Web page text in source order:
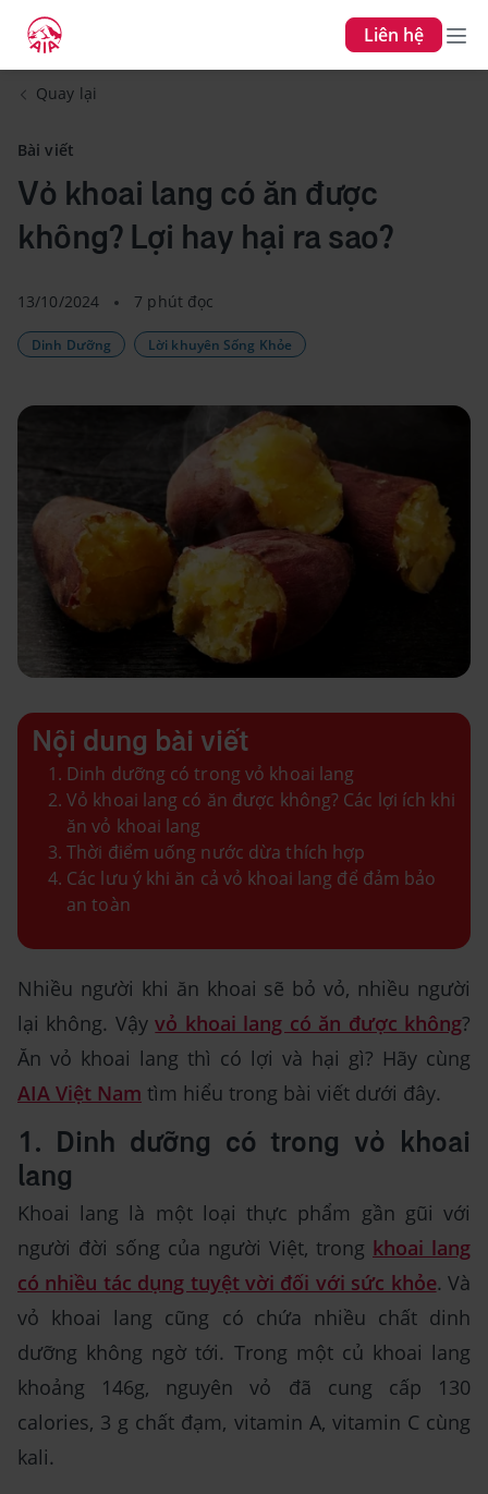
Liên hệ
Quay lại
Bài viết
Vỏ khoai lang có ăn được
không? Lợi hay hại ra sao?
13/10/2024 7 phút đọc
Dinh Dưỡng Lời khuyên Sống Khỏe
Nội dung bài viết
Dinh dưỡng có trong vỏ khoai lang
Vỏ khoai lang có ăn được không? Các lợi ích khi
ăn vỏ khoai lang
Thời điểm uống nước dừa thích hợp
Các lưu ý khi ăn cả vỏ khoai lang để đảm bảo
an toàn
Nhiều người khi ăn khoai sẽ bỏ vỏ, nhiều người
lại không. Vậyvỏ khoai lang có ăn được không?
Ăn vỏ khoai lang thì có lợi và hại gì? Hãy cùng
AIA Việt Nam tìm hiểu trong bài viết dưới đây.
1. Dinh dưỡng có trong vỏ khoai
lang
Khoai lang là một loại thực phẩm gần gũi với
người đời sống của người Việt, trong khoai lang
có nhiều tác dụng tuyệt vời đối với sức khỏe. Và
vỏ khoai lang cũng có chứa nhiều chất dinh
dưỡng không ngờ tới. Trong một củ khoai lang
khoảng 146g, nguyên vỏ đã cung cấp 130
calories, 3 g chất đạm, vitamin A, vitamin C cùng
kali.